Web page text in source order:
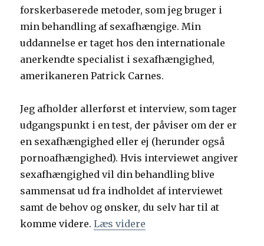
forskerbaserede metoder, som jeg bruger i
min behandling af sexafhængige. Min
uddannelse er taget hos den internationale
anerkendte specialist i sexafhængighed,
amerikaneren Patrick Carnes.
Jeg afholder allerførst et interview, som tager
udgangspunkt i en test, der påviser om der er
en sexafhængighed eller ej (herunder også
pornoafhængighed). Hvis interviewet angiver
sexafhængighed vil din behandling blive
sammensat ud fra indholdet af interviewet
samt de behov og ønsker, du selv har til at
komme videre.Læs videre